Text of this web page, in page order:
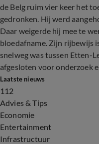
de Belg ruim vier keer het
gedronken. Hij werd
Daar weigerde hij mee te
bloedafname. Zijn rijbewijs
snelweg was tussen Etten-
afgesloten voor onderzoek
Laatste nieuws
112
Advies & Tips
Economie
Entertainment
Infrastructuur